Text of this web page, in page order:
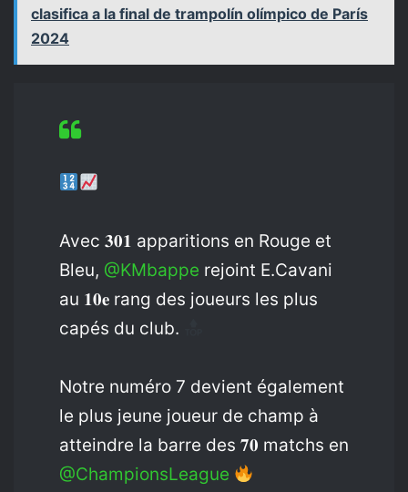
clasifica a la final de trampolín olímpico de París
2024
Avec 𝟑𝟎𝟏 apparitions en Rouge et
Bleu, @KMbappe rejoint E.Cavani
au 𝟏𝟎𝐞 rang des joueurs les plus
capés du club.
Notre numéro 7 devient également
le plus jeune joueur de champ à
atteindre la barre des 𝟕𝟎 matchs en
@ChampionsLeague